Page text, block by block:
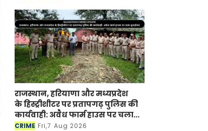
राजस्थान, हरियाणा और मध्यप्रदेश
के हिस्ट्रीशीटर पर प्रतापगढ़ पुलिस की
कार्यवाही: अवैध फार्म हाउस पर चला
बुलडोजर
CRIME Fri,7 Aug 2026